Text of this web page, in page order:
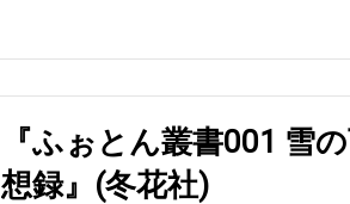
『ふぉとん叢書001 雪
想録』(冬花社)